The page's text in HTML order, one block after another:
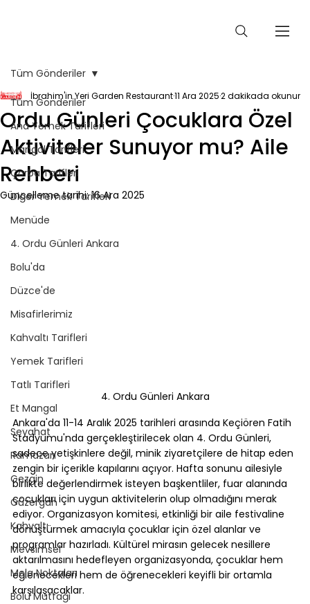
Tüm Gönderiler
Ana Yemek Tarifleri
Mangal Tarifleri
Çorba Tarifleri
Diğer Yemek Tarifleri
Menüde
4. Ordu Günleri Ankara
Bolu'da
Düzce'de
Misafirlerimiz
Kahvaltı Tarifleri
Yemek Tarifleri
Tatlı Tarifleri
Et Mangal
Seyahat
Ramazan
Gezgin
Güzergah
Kahvaltı
Mevsimsel
Mola Noktaları
Bolu Mutfağı
Tüm Gönderiler
Ordu Günleri Çocuklara Özel
Aktiviteler Sunuyor mu? Aile
Rehberi
İbrahim'in Yeri Garden Restaurant11 Ara 20252 dakikada okunur
Güncelleme tarihi:16 Ara 2025
4. Ordu Günleri Ankara
Ankara'da 11-14 Aralık 2025 tarihleri arasında Keçiören Fatih
Stadyumu'nda gerçekleştirilecek olan 4. Ordu Günleri,
sadece yetişkinlere değil, minik ziyaretçilere de hitap eden
zengin bir içerikle kapılarını açıyor. Hafta sonunu ailesiyle
birlikte değerlendirmek isteyen başkentliler, fuar alanında
çocukları için uygun aktivitelerin olup olmadığını merak
ediyor. Organizasyon komitesi, etkinliği bir aile festivaline
dönüştürmek amacıyla çocuklar için özel alanlar ve
programlar hazırladı. Kültürel mirasın gelecek nesillere
aktarılmasını hedefleyen organizasyonda, çocuklar hem
eğlenecekleri hem de öğrenecekleri keyifli bir ortamla
karşılaşacaklar.